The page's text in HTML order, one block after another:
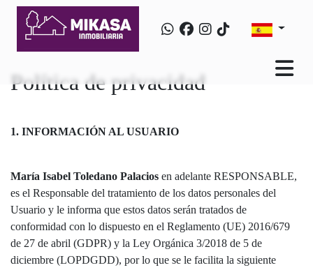
Política de privacidad
1. INFORMACIÓN AL USUARIO
María Isabel Toledano Palacios en adelante RESPONSABLE,
es el Responsable del tratamiento de los datos personales del
Usuario y le informa que estos datos serán tratados de
conformidad con lo dispuesto en el Reglamento (UE) 2016/679
de 27 de abril (GDPR) y la Ley Orgánica 3/2018 de 5 de
diciembre (LOPDGDD), por lo que se le facilita la siguiente